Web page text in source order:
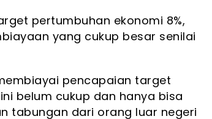
pertumbuhan ekonomi 8%,
yang cukup besar senilai
pencapaian target
belum cukup dan hanya bisa
tabungan dari orang luar negeri